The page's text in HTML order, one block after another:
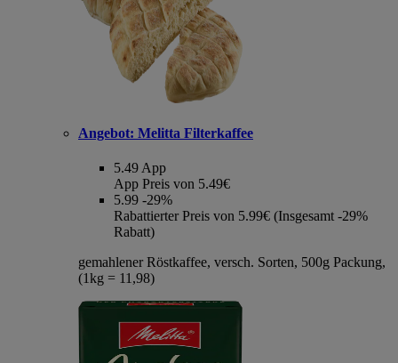
Angebot: Melitta Filterkaffee
5.49 App
App Preis von 5.49€
5.99 -29%
Rabattierter Preis von 5.99€ (Insgesamt -29%
Rabatt)
gemahlener Röstkaffee, versch. Sorten, 500g Packung,
(1kg = 11,98)